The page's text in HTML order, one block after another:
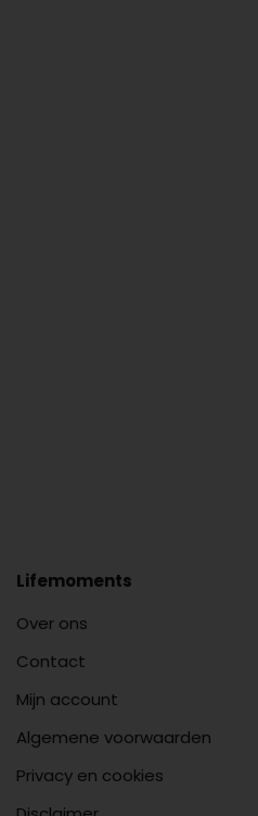
Lifemoments
Over ons
Contact
Mijn account
Algemene voorwaarden
Privacy en cookies